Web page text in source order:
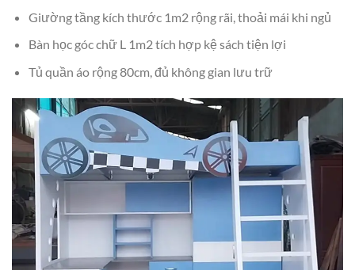
Giường tầng kích thước 1m2 rộng rãi, thoải mái khi ngủ
Bàn học góc chữ L 1m2 tích hợp kệ sách tiện lợi
Tủ quần áo rộng 80cm, đủ không gian lưu trữ